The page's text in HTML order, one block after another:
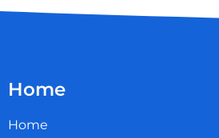
Home
Home